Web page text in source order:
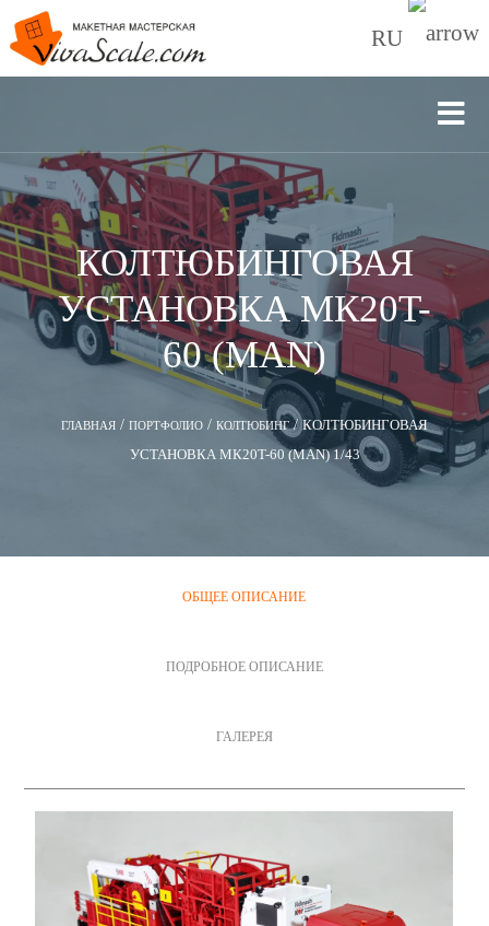
RU
КОЛТЮБИНГОВАЯ
УСТАНОВКА МК20T-
60 (MAN)
ГЛАВНАЯ / ПОРТФОЛИО / КОЛТЮБИНГ/КОЛТЮБИНГОВАЯ
УСТАНОВКА МК20T-60 (MAN) 1/43
ОБЩЕЕ ОПИСАНИЕ
ПОДРОБНОЕ ОПИСАНИЕ
ГАЛЕРЕЯ